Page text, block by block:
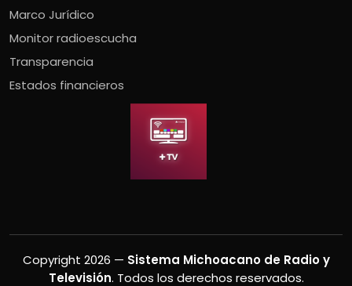
Marco Jurídico
Monitor radioescucha
Transparencia
Estados financieros
Copyright 2026 — Sistema Michoacano de Radio y
Televisión. Todos los derechos reservados.